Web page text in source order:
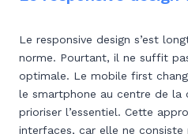
Le responsive design s’est
norme. Pourtant, il ne suffit
optimale. Le mobile first
le smartphone au centre de la
prioriser l’essentiel. Cette
interfaces, car elle ne